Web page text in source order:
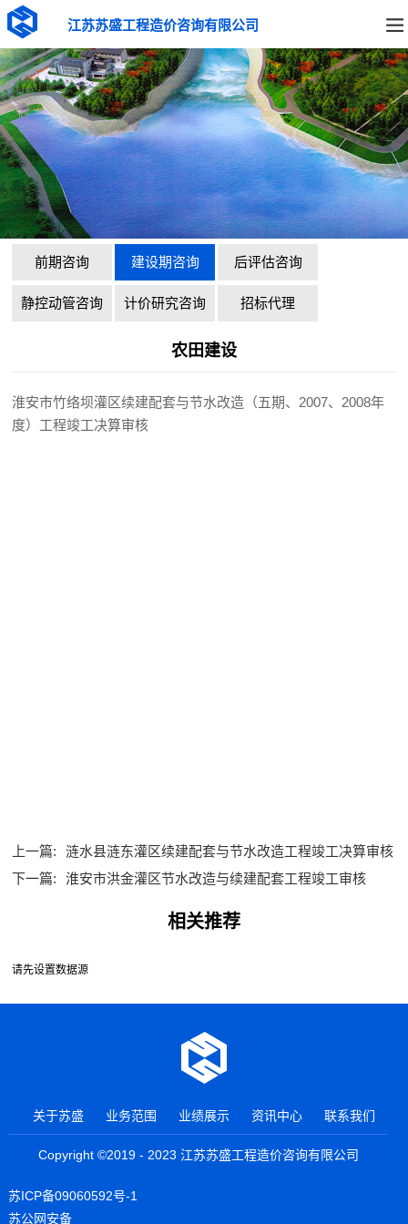
江苏苏盛工程造价咨询有限公司
前期咨询 建设期咨询 后评估咨询
静控动管咨询 计价研究咨询 招标代理
农田建设
淮安市竹络坝灌区续建配套与节水改造（五期、2007、2008年
度）工程竣工决算审核
上一篇:
涟水县涟东灌区续建配套与节水改造工程竣工决算审核
下一篇:
淮安市洪金灌区节水改造与续建配套工程竣工审核
相关推荐
请先设置数据源
关于苏盛 业务范围 业绩展示 资讯中心 联系我们
Copyright ©2019 - 2023 江苏苏盛工程造价咨询有限公司
苏ICP备09060592号-1
苏公网安备